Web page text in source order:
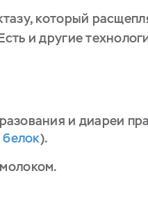
который
и другие
и диареи
).